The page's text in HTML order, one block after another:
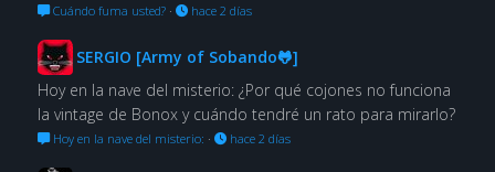
Cuándo fuma usted?· hace 2 días
SERGIO [Army of Sobando🐸]
Hoy en la nave del misterio: ¿Por qué cojones no funciona
la vintage de Bonox y cuándo tendré un rato para mirarlo?
Hoy en la nave del misterio: · hace 2 días